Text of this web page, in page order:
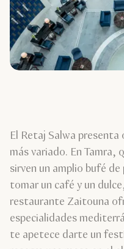
El Retaj Salwa
más variado. En Tamra,
sirven un amplio bufé
tomar un café y un
restaurante Zaitouna
especialidades
te apetece darte un